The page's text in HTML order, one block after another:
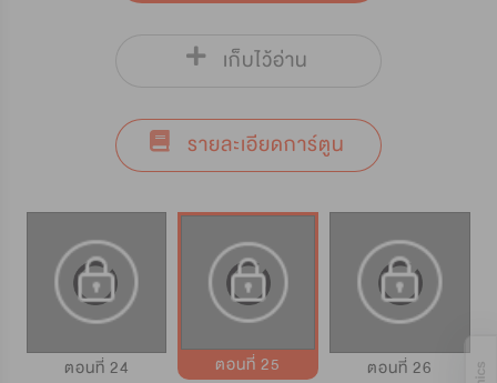
เก็บไว้อ่าน
รายละเอียดการ์ตูน
ตอนที่ 24 ตอนที่ 25 ตอนที่ 26